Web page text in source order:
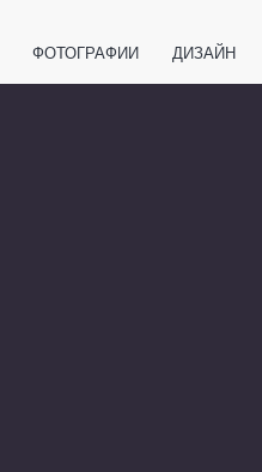
ФОТОГРАФИИ ДИЗАЙН